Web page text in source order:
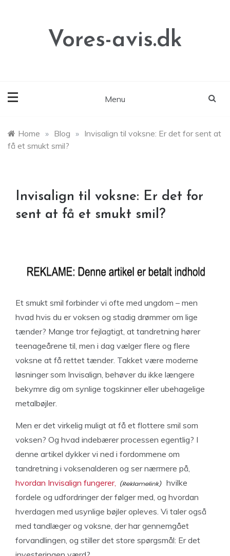
Vores-avis.dk
Menu
Home » Blog » Invisalign til voksne: Er det for sent at
få et smukt smil?
Invisalign til voksne: Er det for
sent at få et smukt smil?
Et smukt smil forbinder vi ofte med ungdom – men
hvad hvis du er voksen og stadig drømmer om lige
tænder? Mange tror fejlagtigt, at tandretning hører
teenageårene til, men i dag vælger flere og flere
voksne at få rettet tænder. Takket være moderne
løsninger som Invisalign, behøver du ikke længere
bekymre dig om synlige togskinner eller ubehagelige
metalbøjler.
Men er det virkelig muligt at få et flottere smil som
voksen? Og hvad indebærer processen egentlig? I
denne artikel dykker vi ned i fordommene om
tandretning i voksenalderen og ser nærmere på,
hvordan Invisalign fungerer,
hvilke
fordele og udfordringer der følger med, og hvordan
hverdagen med usynlige bøjler opleves. Vi taler også
med tandlæger og voksne, der har gennemgået
forvandlingen, og stiller det store spørgsmål: Er det